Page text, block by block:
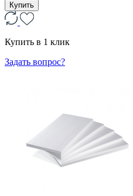
Купить
Купить в 1 клик
Задать вопрос?